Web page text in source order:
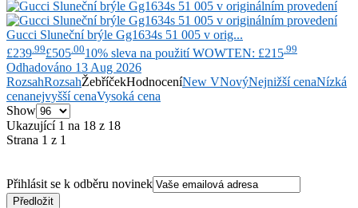
Gucci Sluneční brýle Gg1634s 51 005 v orig...
£239 .99£505 .0010% sleva na použití WOWTEN: £215 .99
Odhadováno 13 Aug 2026
RozsahRozsahŽebříčekHodnoceníNew VNovýNejnižší cenaNízká
cenanejvyšší cenaVysoká cena
Show
Ukazující 1 na 18 z 18
Strana 1 z 1
Přihlásit se k odběru novinek